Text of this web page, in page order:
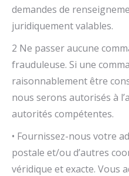
demandes de
juridiquement valables.
2 Ne passer aucune
frauduleuse. Si une
raisonnablement être
nous serons autorisés à
autorités compétentes.
• Fournissez-nous votre
postale et/ou d’autres
véridique et exacte. Vous